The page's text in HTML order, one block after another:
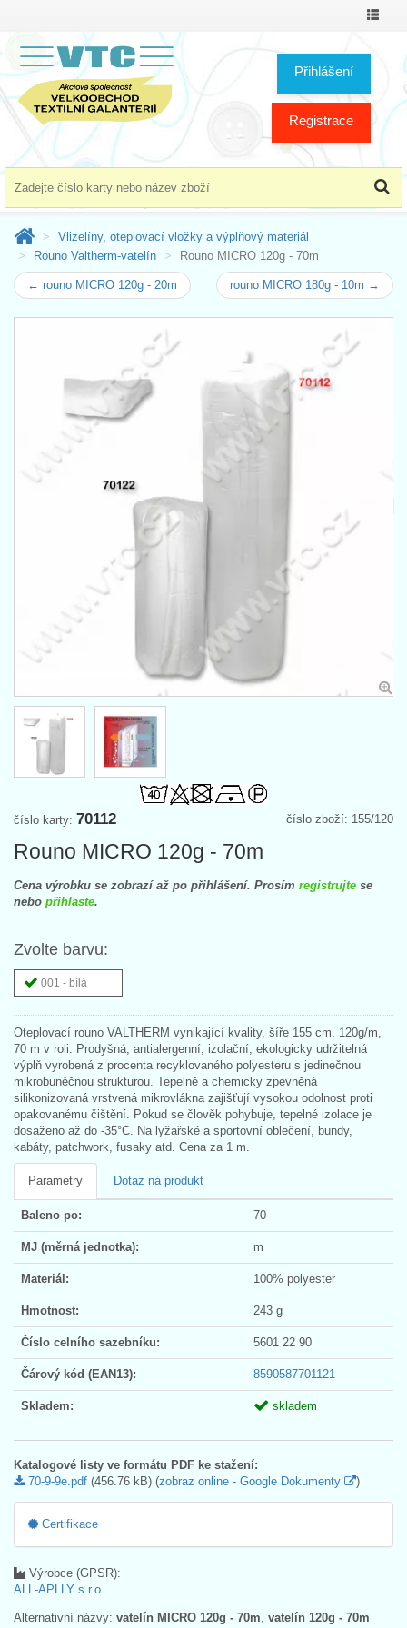
Přihlášení
Registrace
Vlizelíny, oteplovací vložky a výplňový materiál
Rouno Valtherm-vatelín
Rouno MICRO 120g - 70m
← rouno MICRO 120g - 20m rouno MICRO 180g - 10m →
číslo zboží: 155/120
číslo karty: 70112
Rouno MICRO 120g - 70m
Cena výrobku se zobrazí až po přihlášení. Prosím registrujte se
nebo přihlaste.
Zvolte barvu:
001 - bílá
Oteplovací rouno VALTHERM vynikající kvality, šíře 155 cm, 120g/m,
70 m v roli. Prodyšná, antialergenní, izolační, ekologicky udržitelná
výplň vyrobená z procenta recyklovaného polyesteru s jedinečnou
mikrobuněčnou strukturou. Tepelně a chemicky zpevněná
silikonizovaná vrstvená mikrovlákna zajišťují vysokou odolnost proti
opakovanému čištění. Pokud se člověk pohybuje, tepelné izolace je
dosaženo až do -35°C. Na lyžařské a sportovní oblečení, bundy,
kabáty, patchwork, fusaky atd. Cena za 1 m.
Parametry Dotaz na produkt
Baleno po: 70
MJ (měrná jednotka): m
Materiál: 100% polyester
Hmotnost: 243 g
Číslo celního sazebníku: 5601 22 90
Čárový kód (EAN13): 8590587701121
Skladem: skladem
Katalogové listy ve formátu PDF ke stažení:
70-9-9e.pdf (456.76 kB) (zobraz online - Google Dokumenty )
Certifikace
Výrobce (GPSR):
ALL-APLLY s.r.o.
Alternativní názvy: vatelín MICRO 120g - 70m vatelín 120g - 70m